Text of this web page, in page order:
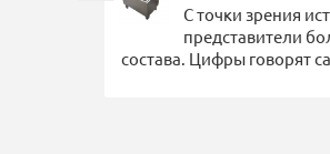
С точки зрения
представители
состава. Цифры говорят